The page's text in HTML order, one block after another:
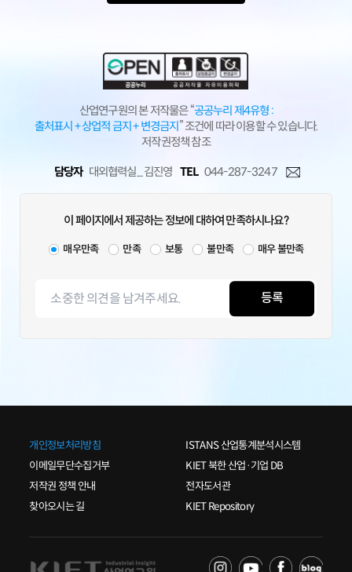
산업연구원의 본 저작물은 “공공누리 제4유형 :
출처표시 + 상업적 금지 + 변경금지 ” 조건에 따라 이용할 수 있습니다.
저작권정책 참조
담당자 대외협력실_ 김진영 TEL 044-287-3247
이 페이지에서 제공하는 정보에 대하여 만족하시나요?
매우만족 만족 보통 불만족 매우 불만족
등록
개인정보처리방침
이메일무단수집거부
저작권 정책 안내
찾아오시는 길
ISTANS 산업통계분석시스템
KIET 북한 산업·기업 DB
전자도서관
KIET Repository